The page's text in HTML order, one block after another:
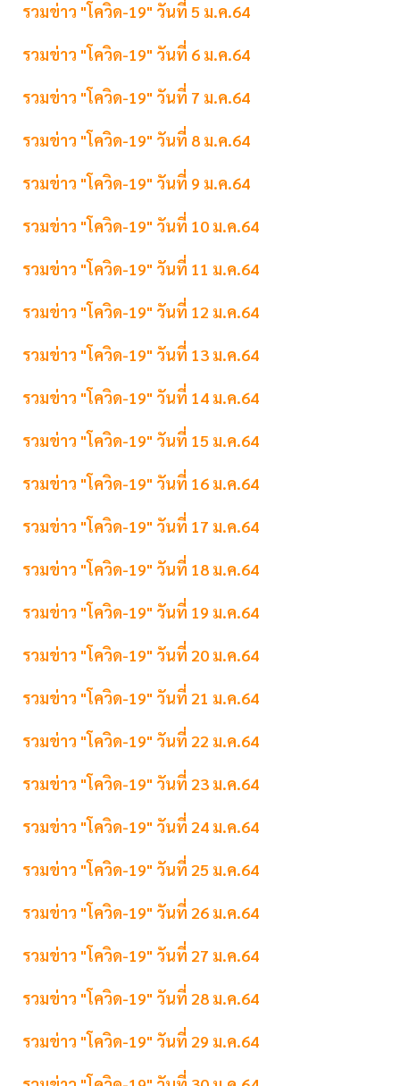
รวมข่าว "โควิด-19" วันที่ 5 ม.ค.64
รวมข่าว "โควิด-19" วันที่ 6 ม.ค.64
รวมข่าว "โควิด-19" วันที่ 7 ม.ค.64
รวมข่าว "โควิด-19" วันที่ 8 ม.ค.64
รวมข่าว "โควิด-19" วันที่ 9 ม.ค.64
รวมข่าว "โควิด-19" วันที่ 10 ม.ค.64
รวมข่าว "โควิด-19" วันที่ 11 ม.ค.64
รวมข่าว "โควิด-19" วันที่ 12 ม.ค.64
รวมข่าว "โควิด-19" วันที่ 13 ม.ค.64
รวมข่าว "โควิด-19" วันที่ 14 ม.ค.64
รวมข่าว "โควิด-19" วันที่ 15 ม.ค.64
รวมข่าว "โควิด-19" วันที่ 16 ม.ค.64
รวมข่าว "โควิด-19" วันที่ 17 ม.ค.64
รวมข่าว "โควิด-19" วันที่ 18 ม.ค.64
รวมข่าว "โควิด-19" วันที่ 19 ม.ค.64
รวมข่าว "โควิด-19" วันที่ 20 ม.ค.64
รวมข่าว "โควิด-19" วันที่ 21 ม.ค.64
รวมข่าว "โควิด-19" วันที่ 22 ม.ค.64
รวมข่าว "โควิด-19" วันที่ 23 ม.ค.64
รวมข่าว "โควิด-19" วันที่ 24 ม.ค.64
รวมข่าว "โควิด-19" วันที่ 25 ม.ค.64
รวมข่าว "โควิด-19" วันที่ 26 ม.ค.64
รวมข่าว "โควิด-19" วันที่ 27 ม.ค.64
รวมข่าว "โควิด-19" วันที่ 28 ม.ค.64
รวมข่าว "โควิด-19" วันที่ 29 ม.ค.64